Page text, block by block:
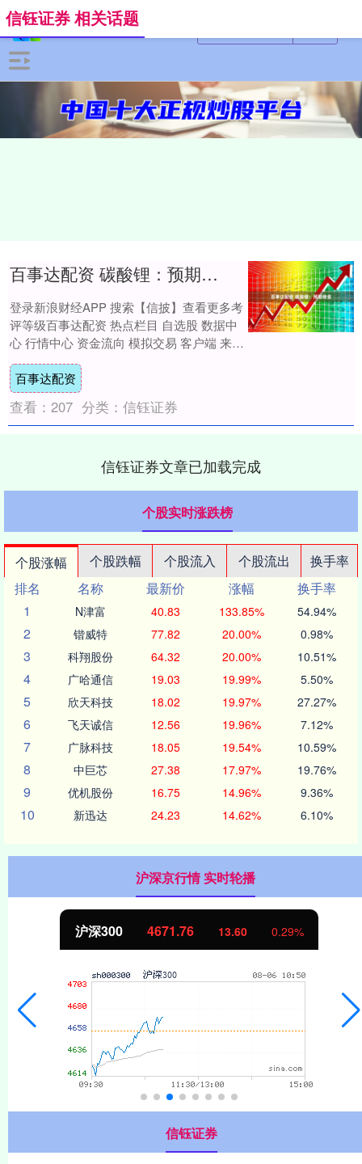
信钰证券 相关话题
百事达配资 碳酸锂：预期转变
登录新浪财经APP 搜索【信披】查看更多考
评等级百事达配资 热点栏目 自选股 数据中
心 行情中心 资金流向 模拟交易 客户端 来
源：中粮期货研究中心 摘要 本次....
百事达配资
查看： 207 分类： 信钰证券
信钰证券文章已加载完成
个股实时涨跌榜
个股涨幅 个股跌幅 个股流入 个股流出
换手率
排名
名称 最新价 涨幅
换手率
1
N津富 40.83 133.85% 54.94%
2 锴威特 77.82 20.00% 0.98%
3 科翔股份 64.32 20.00% 10.51%
4 广哈通信 19.03 19.99% 5.50%
5 欣天科技 18.02 19.97% 27.27%
6 飞天诚信 12.56 19.96% 7.12%
7 广脉科技 18.05 19.54% 10.59%
8 中巨芯 27.38 17.97% 19.76%
9 优机股份 16.75 14.96% 9.36%
10 新迅达 24.23 14.62% 6.10%
沪深京行情 实时轮播
沪深300 4671.76 13.60 0.29%
信钰证券